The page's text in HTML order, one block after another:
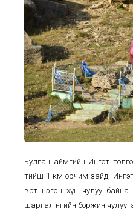
Булган аймгийн Ингэт
тийш 1 км орчим зайд,
өвөрт нэгэн хүн чулуу
шаргал өнгийн боржин